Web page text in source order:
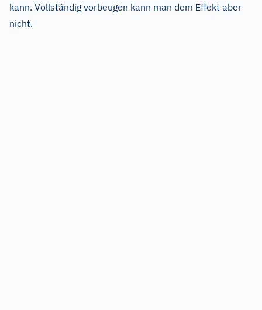
kann. Vollständig vorbeugen kann man dem Effekt aber
nicht.